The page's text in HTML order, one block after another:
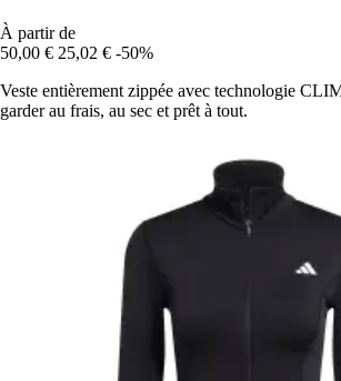
À partir de
50,00 € 25,02 € -50%
Veste entièrement zippée avec technologie
garder au frais, au sec et prêt à tout.